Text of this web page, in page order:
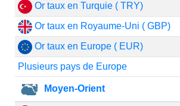
Or taux en Turquie ( TRY)
Or taux en Royaume-Uni ( GBP)
Or taux en Europe ( EUR)
Plusieurs pays de Europe
Moyen-Orient